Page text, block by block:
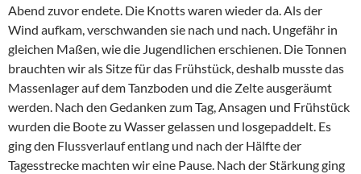
Abend zuvor endete. Die Knotts waren wieder da. Als der
Wind aufkam, verschwanden sie nach und nach. Ungefähr in
gleichen Maßen, wie die Jugendlichen erschienen. Die Tonnen
brauchten wir als Sitze für das Frühstück, deshalb musste das
Massenlager auf dem Tanzboden und die Zelte ausgeräumt
werden. Nach den Gedanken zum Tag, Ansagen und Frühstück
wurden die Boote zu Wasser gelassen und losgepaddelt. Es
ging den Flussverlauf entlang und nach der Hälfte der
Tagesstrecke machten wir eine Pause. Nach der Stärkung ging